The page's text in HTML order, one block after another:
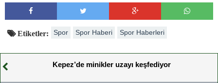
Etiketler: Spor Spor Haberi Spor Haberleri
Kepez’de minikler uzayı keşfediyor